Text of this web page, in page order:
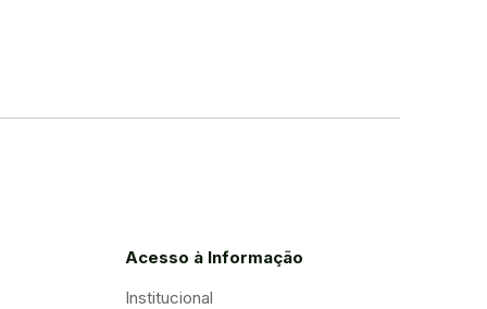
Acesso à Informação
Institucional